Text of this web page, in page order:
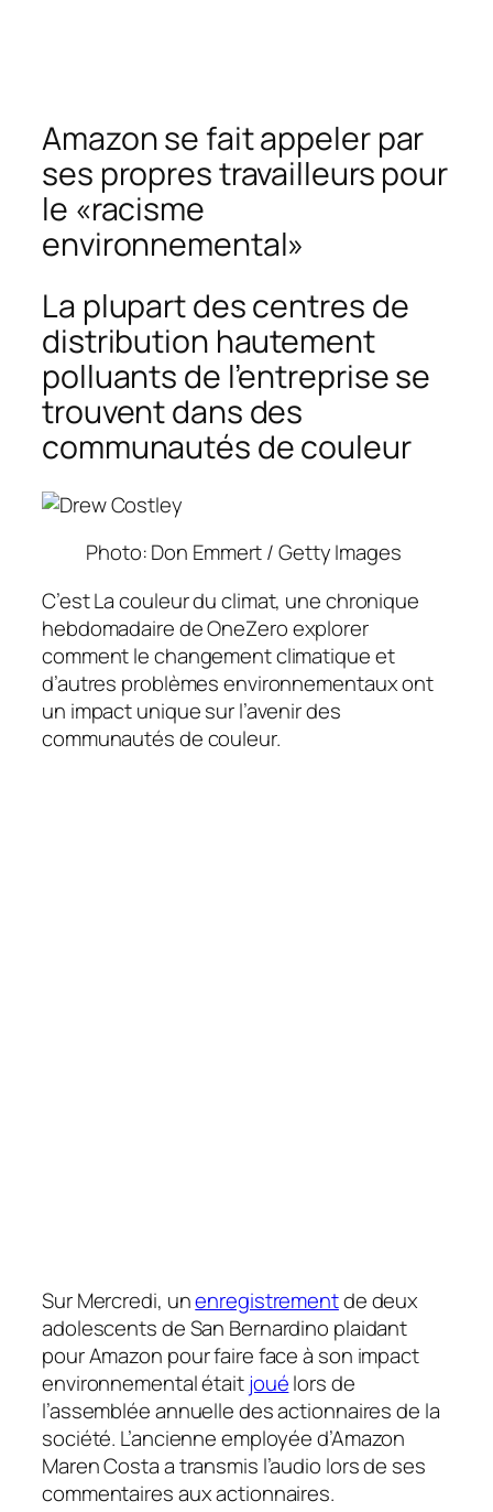
Amazon se fait appeler par
ses propres travailleurs pour
le «racisme
environnemental»
La plupart des centres de
distribution hautement
polluants de l’entreprise se
trouvent dans des
communautés de couleur
Photo: Don Emmert / Getty Images
C’estLa couleur du climat, une chronique
hebdomadaire deOneZeroexplorer
comment le changement climatique et
d’autres problèmes environnementaux ont
un impact unique sur l’avenir des
communautés de couleur.
SurMercredi, unenregistrementde deux
adolescents de San Bernardino plaidant
pour Amazon pour faire face à son impact
environnemental étaitjouélors de
l’assemblée annuelle des actionnaires de la
société. L’ancienne employée d’Amazon
Maren Costa a transmis l’audio lors de ses
commentaires aux actionnaires.